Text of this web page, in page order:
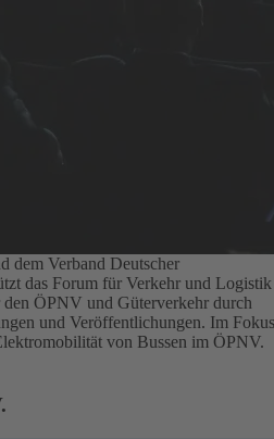
dem Verband Deutscher
das Forum für Verkehr und Logistik
ÖPNV und Güterverkehr durch
und Veröffentlichungen. Im Fokus
von Bussen im ÖPNV.